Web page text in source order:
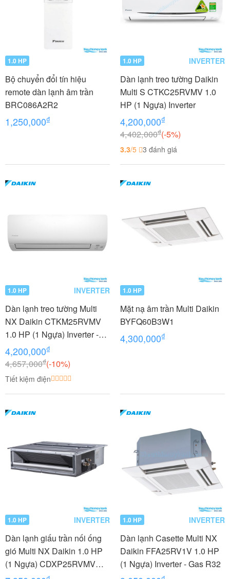
1.0 HP
Bộ chuyển đổi tín hiệu
remote dàn lạnh âm trần
BRC086A2R2
1,250,000₫
1.0 HP INVERTER
Dàn lạnh treo tường Daikin
Multi S CTKC25RVMV 1.0
HP (1 Ngựa) Inverter
4,200,000₫
4,402,000₫(-5%)
3.3/5 3 đánh giá
1.0 HP INVERTER
Dàn lạnh treo tường Multi
NX Daikin CTKM25RVMV
1.0 HP (1 Ngựa) Inverter -
Gas R32
4,200,000₫
4,657,000₫(-10%)
Tiết kiệm điện
1.0 HP
Mặt nạ âm trần Multi Daikin
BYFQ60B3W1
4,300,000₫
1.0 HP INVERTER
Dàn lạnh giấu trần nối ống
gió Multi NX Daikin 1.0 HP
(1 Ngựa) CDXP25RVMV
1.0 HP INVERTER
Dàn lạnh Casette Multi NX
Daikin FFA25RV1V 1.0 HP
(1 Ngựa) Inverter - Gas R32